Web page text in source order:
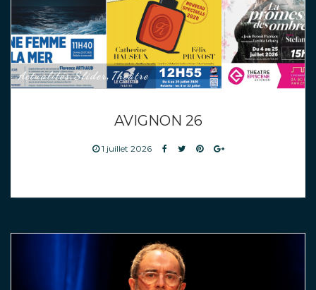
Actualités,Slider, Théâtre
AVIGNON 26
1 juillet 2026